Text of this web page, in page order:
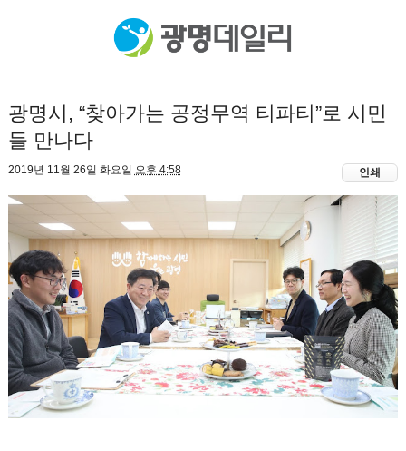
광명시, “찾아가는 공정무역 티파티”로 시민
들 만나다
2019년 11월 26일 화요일 오후 4:58 인쇄